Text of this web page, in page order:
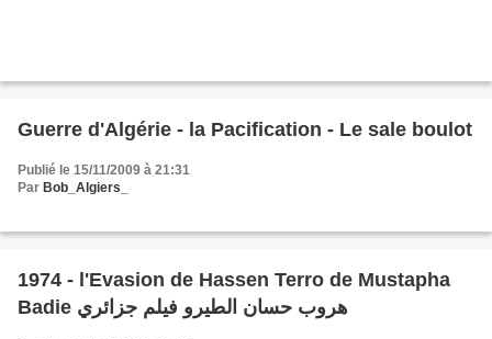
Guerre d'Algérie - la Pacification - Le sale boulot
Publié le 15/11/2009 à 21:31
Par Bob_Algiers_
1974 - l'Evasion de Hassen Terro de Mustapha
Badie هروب حسان الطيرو فيلم جزائري